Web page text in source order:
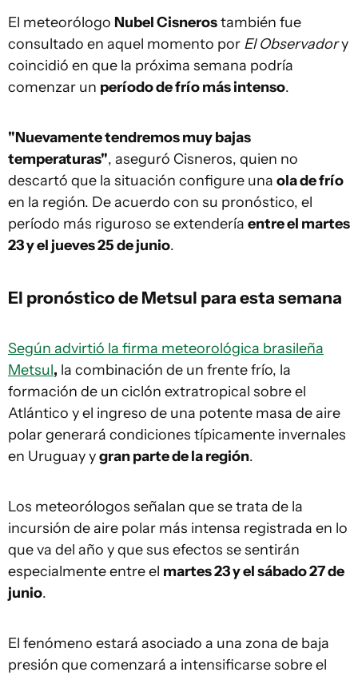
El meteorólogo Nubel Cisnerostambién fue
consultado en aquel momento por El Observadory
coincidió en que la próxima semana podría
comenzar un período de frío más intenso.
"Nuevamente tendremos muy bajas
temperaturas", aseguró Cisneros, quien no
descartó que la situación configure una ola de frío
en la región. De acuerdo con su pronóstico, el
período más riguroso se extendería entre el martes
23 y el jueves 25 de junio.
El pronóstico de Metsul para esta semana
Según advirtió la firma meteorológica brasileña
Metsul, la combinación de un frente frío, la
formación de un ciclón extratropical sobre el
Atlántico y el ingreso de una potente masa de aire
polar generará condiciones típicamente invernales
en Uruguay ygran parte de la región.
Los meteorólogos señalan que se trata de la
incursión de aire polar más intensa registrada en lo
que va del año y que sus efectos se sentirán
especialmente entre el martes 23 y el sábado 27 de
junio.
El fenómeno estará asociado a una zona de baja
presión que comenzará a intensificarse sobre el